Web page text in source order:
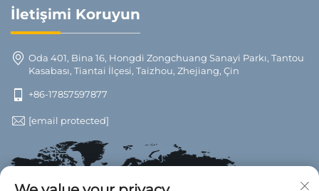
İletişimi Koruyun
Oda 401, Bina 16, Hongdi Zongchuang Sanayi Parkı, Tantou
Kasabası, Tiantai İlçesi, Taizhou, Zhejiang, Çin
+86-17857597877
[email protected]